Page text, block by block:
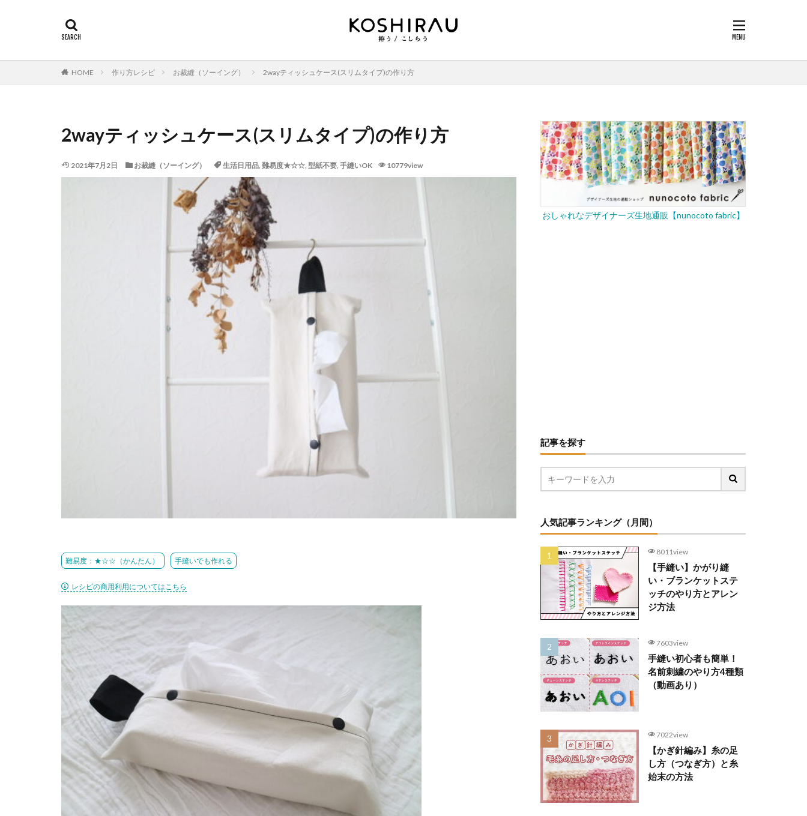
HOME 作り方レシピ お裁縫（ソーイング） 2wayティッシュケース(スリムタイプ)の作り方
2wayティッシュケース(スリムタイプ)の作り方
2021年7月2日 お裁縫（ソーイング） 生活日用品, 難易度★☆☆, 型紙不要, 手縫いOK 10779view
難易度：★☆☆（かんたん） 手縫いでも作れる
レシピの商用利用についてはこちら
おしゃれなデザイナーズ生地通販【nunocoto fabric】
記事を探す
人気記事ランキング（月間）
8011view
【手縫い】かがり縫
い・ブランケットステ
ッチのやり方とアレン
ジ方法
7603view
手縫い初心者も簡単！
名前刺繍のやり方4種類
（動画あり）
7022view
【かぎ針編み】糸の足
し方（つなぎ方）と糸
始末の方法